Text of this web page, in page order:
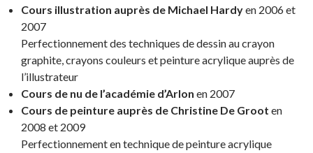
Cours illustration auprès de Michael Hardyen 2006 et
2007
Perfectionnement des techniques de dessin au crayon
graphite, crayons couleurs et peinture acrylique auprès de
l’illustrateur
Cours de nu de l’académie d’Arlon en 2007
Cours de peinture auprès de Christine De Groot en
2008 et 2009
Perfectionnement en technique de peinture acrylique